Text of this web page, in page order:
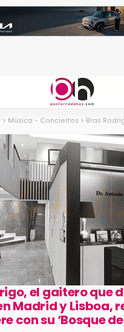
> Música - Conciertos > Bras Rodrigo, el gaitero que dirige San
el gaitero que
Madrid y Lisboa,
con su ‘Bosque